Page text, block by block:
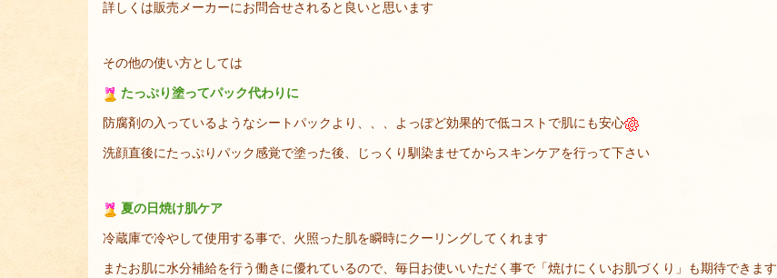
詳しくは販売メーカーにお問合せされると良いと思います
その他の使い方としては
たっぷり塗ってパック代わりに
防腐剤の入っているようなシートパックより、、、よっぽど効果的で低コストで肌にも安心
洗顔直後にたっぷりパック感覚で塗った後、じっくり馴染ませてからスキンケアを行って下さい
夏の日焼け肌ケア
冷蔵庫で冷やして使用する事で、火照った肌を瞬時にクーリングしてくれます
またお肌に水分補給を行う働きに優れているので、毎日お使いいただく事で「焼けにくいお肌づくり」も期待できます